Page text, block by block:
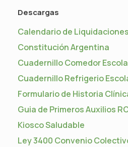
Descargas
Calendario de
Constitución Argentina
Cuadernillo Comedor
Cuadernillo Refrigerio
Formulario de Historia
Guia de Primeros Auxilios
Kiosco Saludable
Ley 3400 Convenio